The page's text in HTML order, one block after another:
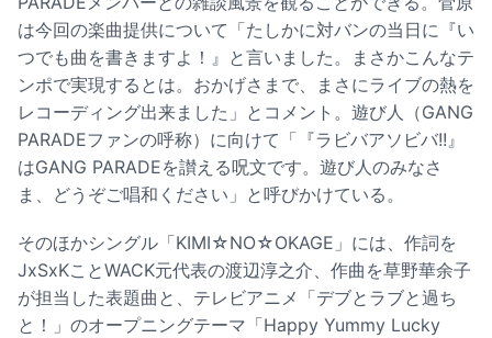
は今回の楽曲提供について「たしかに対バンの当日に『い
つでも曲を書きますよ！』と言いました。まさかこんなテ
ンポで実現するとは。おかげさまで、まさにライブの熱を
レコーディング出来ました」とコメント。遊び人（GANG
PARADEファンの呼称）に向けて「『ラビバアソビバ!!』
はGANG PARADEを讃える呪文です。遊び人のみなさ
ま、どうぞご唱和ください」と呼びかけている。
そのほかシングル「KIMI☆NO☆OKAGE」には、作詞を
JxSxKことWACK元代表の渡辺淳之介、作曲を草野華余子
が担当した表題曲と、テレビアニメ「デブとラブと過ち
と！」のオープニングテーマ「Happy Yummy Lucky